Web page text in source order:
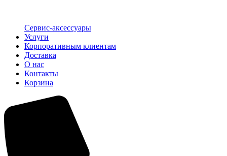
Сервис-аксессуары
Услуги
Корпоративным клиентам
Доставка
О нас
Контакты
Корзина